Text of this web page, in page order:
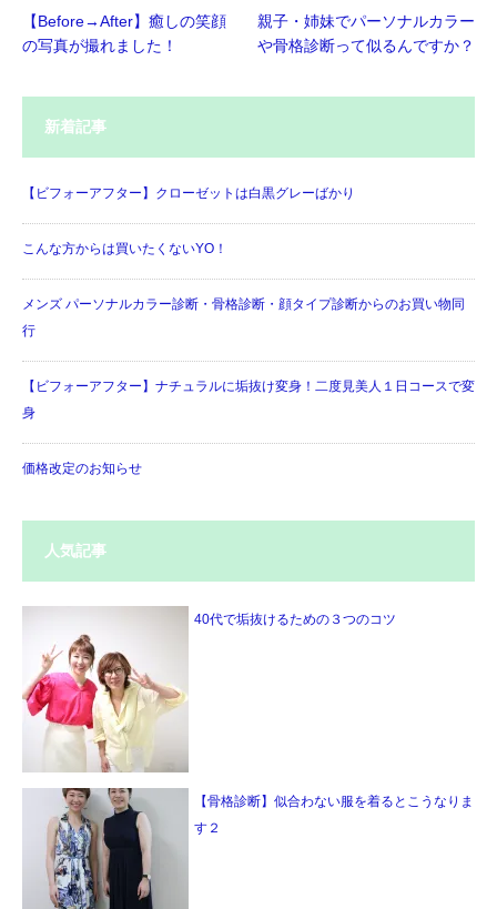
【Before→After】癒しの笑顔
の写真が撮れました！
親子・姉妹でパーソナルカラー
や骨格診断って似るんですか？
新着記事
【ビフォーアフター】クローゼットは白黒グレーばかり
こんな方からは買いたくないYO！
メンズ パーソナルカラー診断・骨格診断・顔タイプ診断からのお買い物同
行
【ビフォーアフター】ナチュラルに垢抜け変身！二度見美人１日コースで変
身
価格改定のお知らせ
人気記事
40代で垢抜けるための３つのコツ
【骨格診断】似合わない服を着るとこうなりま
す２